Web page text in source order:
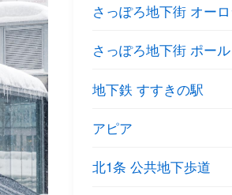
さっぽろ地下街 オー
さっぽろ地下街 ポー
地下鉄 すすきの駅
アピア
北1条 公共地下歩道